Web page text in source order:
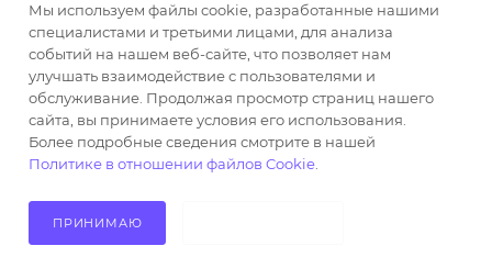
Любая информация на сайте носит справочный
характер и не является публичной офертой
определяемой положениями пункта 2 статьи 437
Гражданского кодекса Российской Федерации.
Использование любых материалов, опубликованных
на https://opt-milena.ru, допустимо только при
наличии письменного разрешения редакции и
активной ссылки на https://opt-milena.ru
Мы используем файлы cookie, разработанные нашими
специалистами и третьими лицами, для анализа
событий на нашем веб-сайте, что позволяет нам
улучшать взаимодействие с пользователями и
обслуживание. Продолжая просмотр страниц нашего
сайта, вы принимаете условия его использования.
Более подробные сведения смотрите в нашей
Политике в отношении файлов Cookie
ПРИНИМАЮ